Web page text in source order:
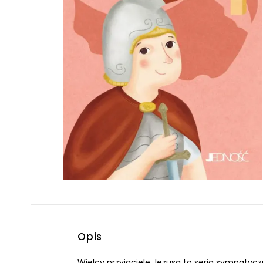
Opis
Powiększony kursor
Pomoc w czytaniu
Podkreślenie linków